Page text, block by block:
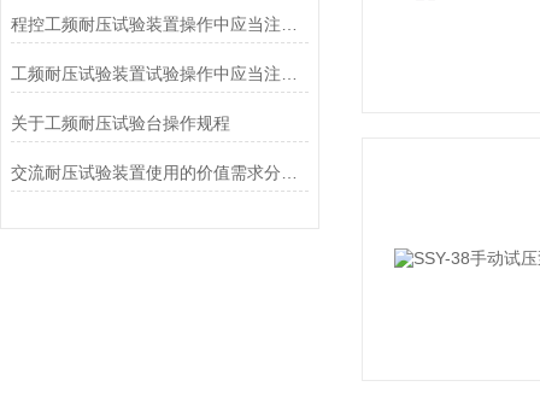
关于工频耐压试验台操作规程